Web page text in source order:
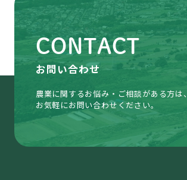
CONTACT
お問い合わせ
農業に関するお悩み・ご相談がある方は、
お気軽にお問い合わせください。